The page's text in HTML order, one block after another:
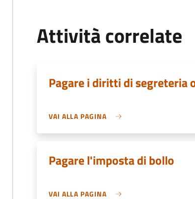
Attività correlate
Pagare i diritti di segreteria
VAI ALLA PAGINA
Pagare l'imposta di bollo
VAI ALLA PAGINA